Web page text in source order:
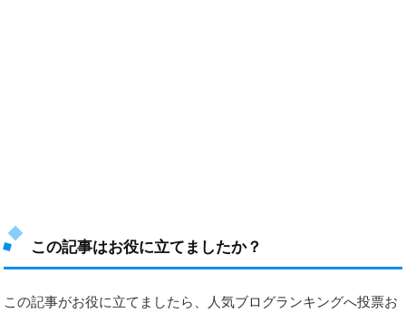
この記事はお役に立てましたか？
この記事がお役に立てましたら、人気ブログランキングへ投票お